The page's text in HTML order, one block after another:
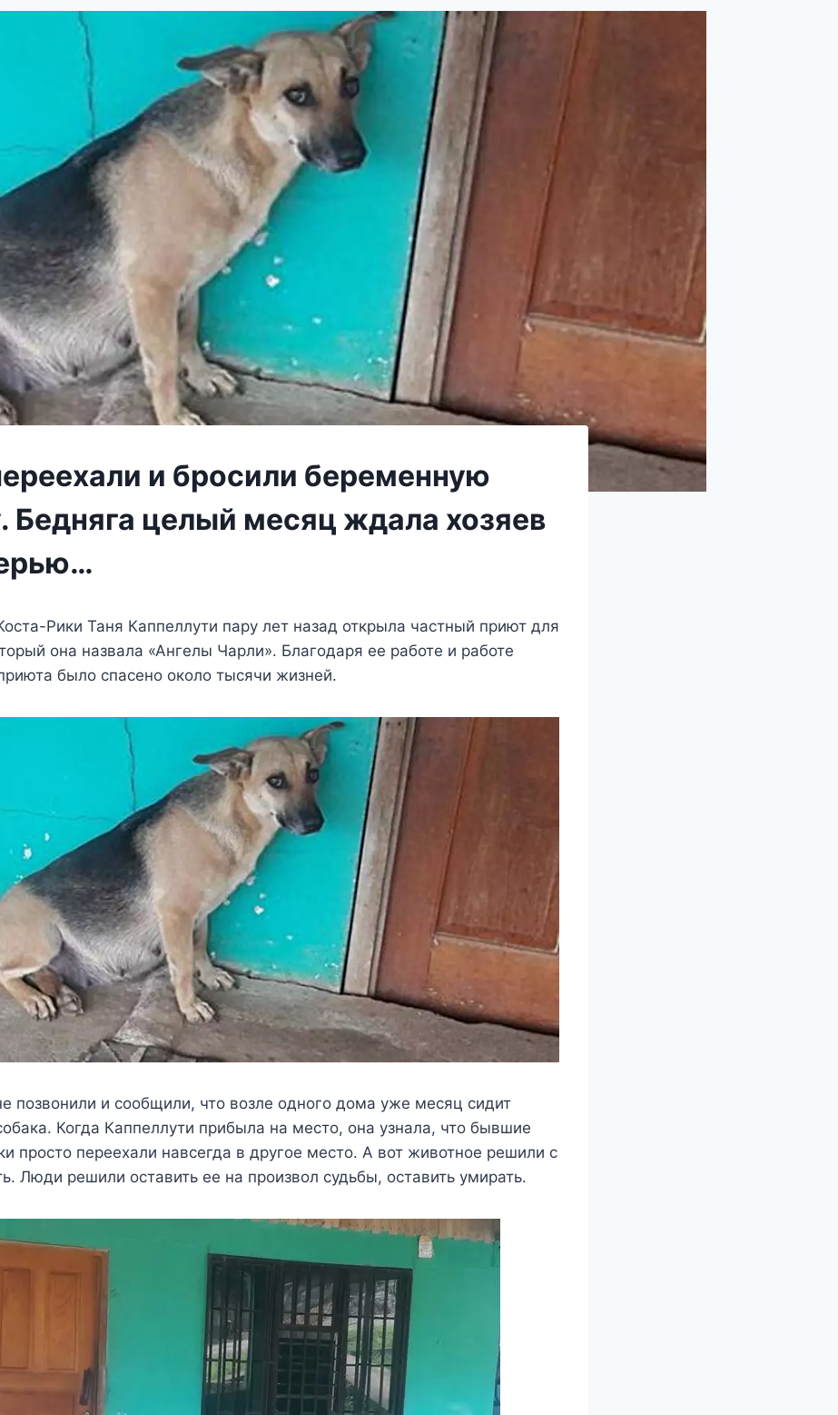
и бросили беременную
Бедняга целый месяц ждала хозяев
Рики Таня Каппеллути пару лет назад открыла частный приют для
она назвала «Ангелы Чарли». Благодаря ее работе и работе
было спасено около тысячи жизней.
позвонили и сообщили, что возле одного дома уже месяц сидит
Когда Каппеллути прибыла на место, она узнала, что бывшие
просто переехали навсегда в другое место. А вот животное решили с
Люди решили оставить ее на произвол судьбы, оставить умирать.